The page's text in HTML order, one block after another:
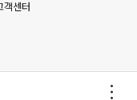
객센터